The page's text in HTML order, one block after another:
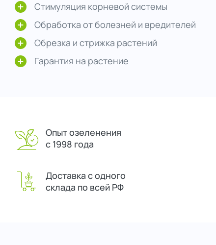
Стимуляция корневой системы
Обработка от болезней и вредителей
Обрезка и стрижка растений
Гарантия на растение
Опыт озеленения
с 1998 года
Доставка с одного
склада по всей РФ